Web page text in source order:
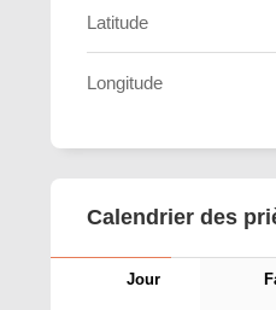
Latitude
Longitude
Calendrier des
Jour